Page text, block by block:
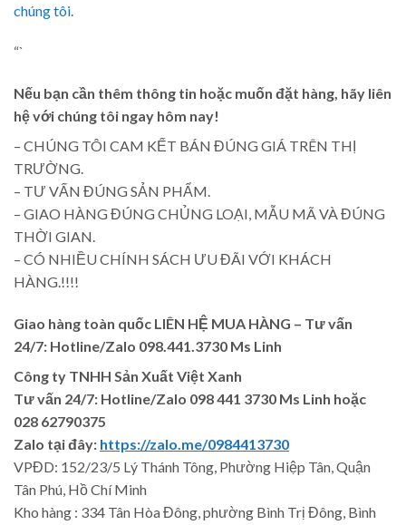
chúng tôi
“`
Nếu bạn cần thêm thông tin hoặc muốn đặt hàng, hãy liên
hệ với chúng tôi ngay hôm nay!
– CHÚNG TÔI CAM KẾT BÁN ĐÚNG GIÁ TRÊN THỊ
TRƯỜNG.
– TƯ VẤN ĐÚNG SẢN PHẨM.
– GIAO HÀNG ĐÚNG CHỦNG LOẠI, MẪU MÃ VÀ ĐÚNG
THỜI GIAN.
– CÓ NHIỀU CHÍNH SÁCH ƯU ĐÃI VỚI KHÁCH
HÀNG.!!!!
Giao hàng toàn quốc LIÊN HỆ MUA HÀNG – Tư vấn
24/7: Hotline/Zalo 098.441.3730 Ms Linh
Công ty TNHH Sản Xuất Việt Xanh
Tư vấn 24/7: Hotline/Zalo 098 441 3730 Ms Linh hoặc
028 62790375
Zalo tại đây: https://zalo.me/0984413730
VPĐD: 152/23/5 Lý Thánh Tông, Phường Hiệp Tân, Quận
Tân Phú, Hồ Chí Minh
Kho hàng : 334 Tân Hòa Đông, phường Bình Trị Đông, Bình